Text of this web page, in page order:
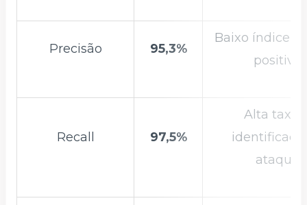
Precisão 95,3%
Baixo índice
positivos
Recall 97,5%
Alta taxa
ataques